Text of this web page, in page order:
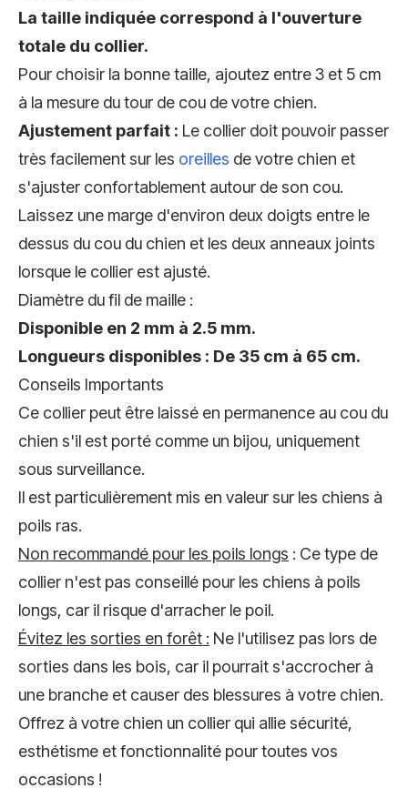
La taille indiquée correspond à l'ouverture
totale du collier.
Pour choisir la bonne taille, ajoutez entre 3 et 5 cm
à la mesure du tour de cou de votre chien.
Ajustement parfait : Le collier doit pouvoir passer
très facilement sur les oreilles de votre chien et
s'ajuster confortablement autour de son cou.
Laissez une marge d'environ deux doigts entre le
dessus du cou du chien et les deux anneaux joints
lorsque le collier est ajusté.
Diamètre du fil de maille :
Disponible en 2 mm à 2.5 mm.
Longueurs disponibles : De 35 cm à 65 cm.
Conseils Importants
Ce collier peut être laissé en permanence au cou du
chien s'il est porté comme un bijou, uniquement
sous surveillance.
Il est particulièrement mis en valeur sur les chiens à
poils ras.
Non recommandé pour les poils longs : Ce type de
collier n'est pas conseillé pour les chiens à poils
longs, car il risque d'arracher le poil.
Évitez les sorties en forêt : Ne l'utilisez pas lors de
sorties dans les bois, car il pourrait s'accrocher à
une branche et causer des blessures à votre chien.
Offrez à votre chien un collier qui allie sécurité,
esthétisme et fonctionnalité pour toutes vos
occasions !